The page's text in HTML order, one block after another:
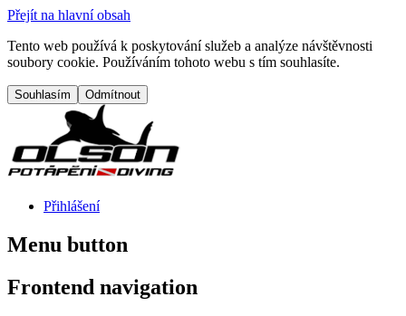
Přejít na hlavní obsah
Tento web používá k poskytování služeb a analýze návštěvnosti
soubory cookie. Používáním tohoto webu s tím souhlasíte.
Přihlášení
Menu button
Frontend navigation